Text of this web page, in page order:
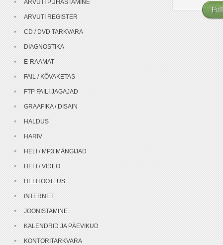
ARVUTI PUHASTAMINE
ARVUTI REGISTER
CD / DVD TARKVARA
DIAGNOSTIKA
E-RAAMAT
FAIL / KÕVAKETAS
FTP FAILI JAGAJAD
GRAAFIKA / DISAIN
HALDUS
HARIV
HELI / MP3 MÄNGIJAD
HELI / VIDEO
HELITÖÖTLUS
INTERNET
JOONISTAMINE
KALENDRID JA PÄEVIKUD
KONTORITARKVARA